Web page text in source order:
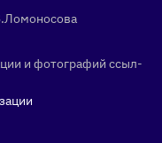
и фо­тог­ра­фий ссыл­